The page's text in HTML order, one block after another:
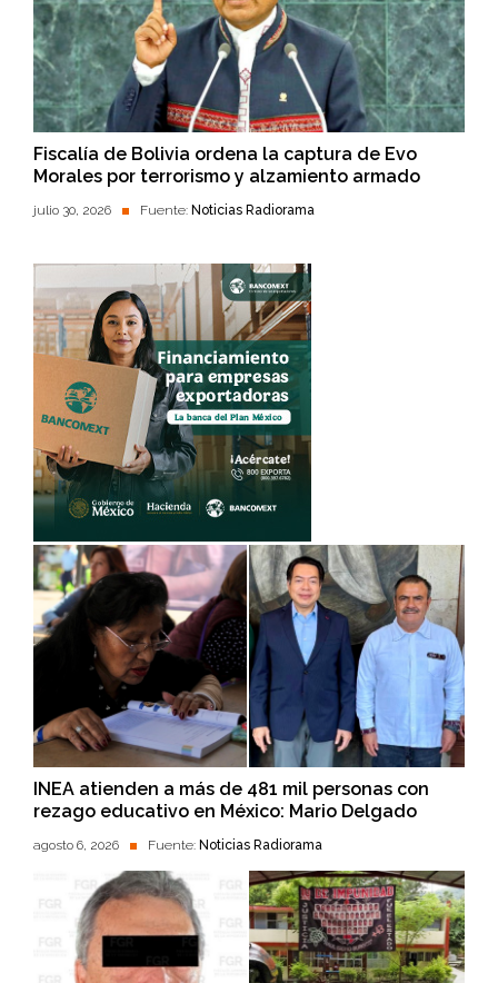
Fiscalía de Bolivia ordena la captura de Evo
Morales por terrorismo y alzamiento armado
julio 30, 2026 Fuente: Noticias Radiorama
INEA atienden a más de 481 mil personas con
rezago educativo en México: Mario Delgado
agosto 6, 2026 Fuente: Noticias Radiorama